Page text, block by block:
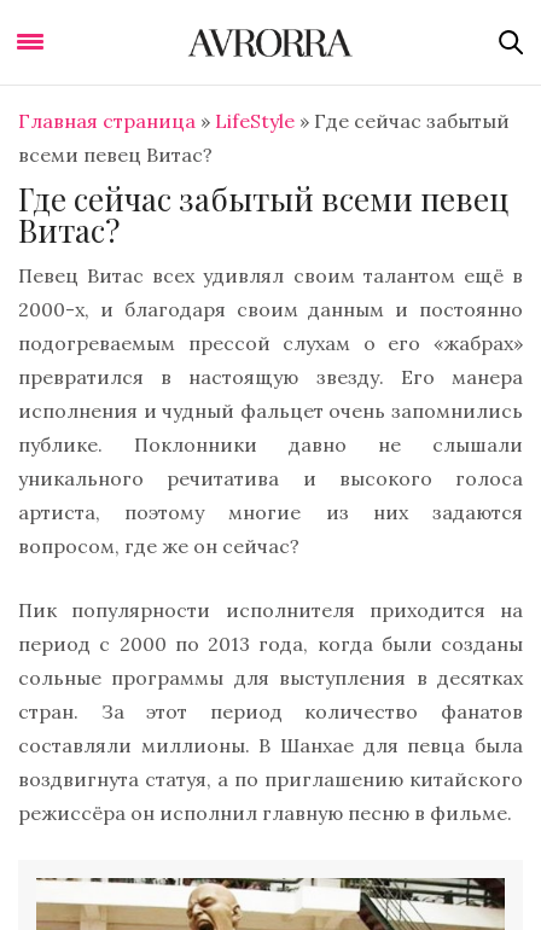
Главная страница » LifeStyle » Где сейчас забытый
всеми певец Витас?
Где сейчас забытый всеми певец
Витас?
Певец Витас всех удивлял своим талантом ещё в
2000-х, и благодаря своим данным и постоянно
подогреваемым прессой слухам о его «жабрах»
превратился в настоящую звезду. Его манера
исполнения и чудный фальцет очень запомнились
публике. Поклонники давно не слышали
уникального речитатива и высокого голоса
артиста, поэтому многие из них задаются
вопросом, где же он сейчас?
Пик популярности исполнителя приходится на
период с 2000 по 2013 года, когда были созданы
сольные программы для выступления в десятках
стран. За этот период количество фанатов
составляли миллионы. В Шанхае для певца была
воздвигнута статуя, а по приглашению китайского
режиссёра он исполнил главную песню в фильме.